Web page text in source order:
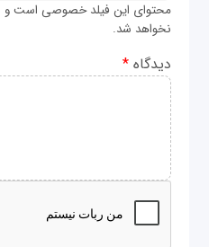
محتوای این فیلد خصوصی است و
نخواهد شد.
دیدگاه*